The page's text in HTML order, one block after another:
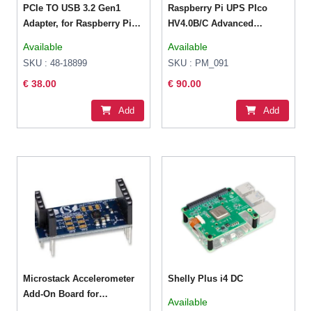
PCIe TO USB 3.2 Gen1
Adapter, for Raspberry Pi
Available
SKU : 48-18899
€ 38.00
Add
Raspberry Pi UPS PIco
HV4.0B/C Advanced
Available
SKU : PM_091
€ 90.00
Add
Microstack Accelerometer
Add-On Board for
Shelly Plus i4 DC
Available